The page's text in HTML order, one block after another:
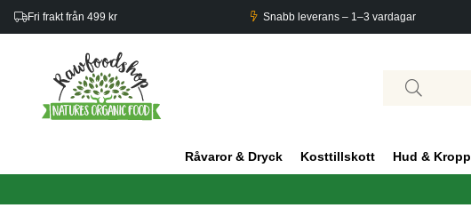
Fri frakt från 499 kr Snabb leverans – 1–3 vardagar
Råvaror & Dryck Kosttillskott Hud & Kropp